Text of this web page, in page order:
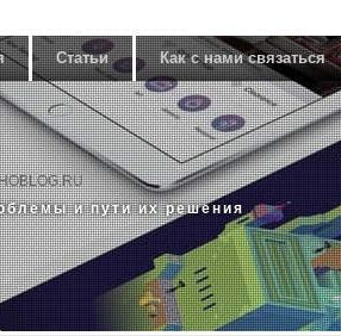
Статьи Как с нами связаться
и пути их решения